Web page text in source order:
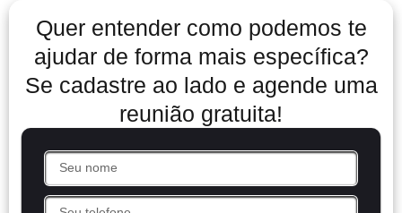
Quer entender como podemos te
ajudar de forma mais específica?
Se cadastre ao lado e agende uma
reunião gratuita!